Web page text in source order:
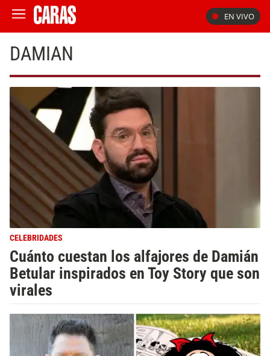
EN VIVO
DAMIAN
CELEBRIDADES
Cuánto cuestan los alfajores de Damián
Betular inspirados en Toy Story que son
virales